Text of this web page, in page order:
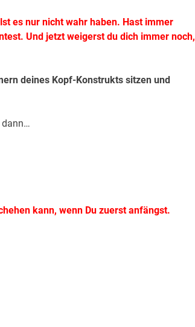
es nur nicht wahr haben. Hast immer
Und jetzt weigerst du dich immer noch,
deines Kopf-Konstrukts sitzen und
dann…
kann, wenn Du zuerst anfängst.